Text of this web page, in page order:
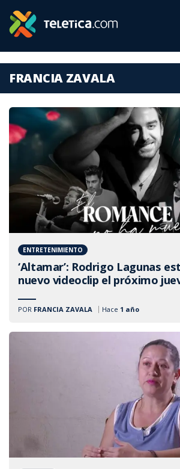
FRANCIA ZAVALA
ENTRETENIMIENTO
‘Altamar’: Rodrigo Lagunas
nuevo videoclip el próximo
Hace 1 año
POR FRANCIA ZAVALA